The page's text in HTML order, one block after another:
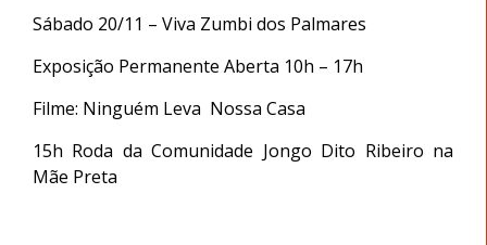
Sábado 20/11 – Viva Zumbi dos Palmares
Exposição Permanente Aberta 10h – 17h
Filme: Ninguém Leva Nossa Casa
15h Roda da Comunidade Jongo Dito Ribeiro na
Mãe Preta